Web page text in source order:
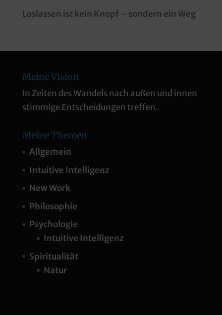
Loslassen ist kein Knopf – sondern ein Weg
Meine Vision
In Zeiten des Wandels nach außen und innen
stimmige Entscheidungen treffen.
Meine Themen
Allgemein
Intuitive Intelligenz
New Work
Philosophie
Psychologie
Intuitive Intelligenz
Spiritualität
Natur